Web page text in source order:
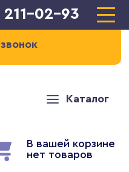
211-02-93
Каталог
В вашей корзине
нет товаров